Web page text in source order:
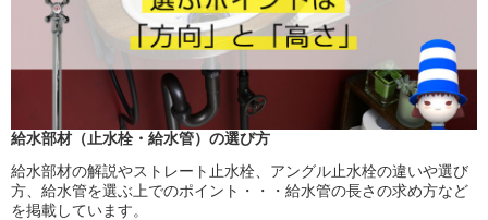
給水部材（止水栓・給水管）の選び方
給水部材の解説やストレート止水栓、アングル止水栓の違いや選び
方、給水管を選ぶ上でのポイント・・・給水管の長さの求め方など
を掲載しています。